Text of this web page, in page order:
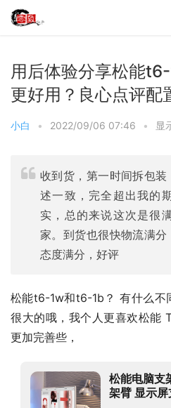
用后体验分享松能
更好用？良心点评配
小白 • 2022/09/06 07:46 • 显
收到货，第一时间拆包
述一致，完全超出我的
实，总的来说这次是很
家。到货也很快物流满
态度满分，好评
松能t6-1w和t6-1b？ 有什么不
很大的哦，我个人更喜欢松能
更加完善些，
松能电脑支
架臂 显示